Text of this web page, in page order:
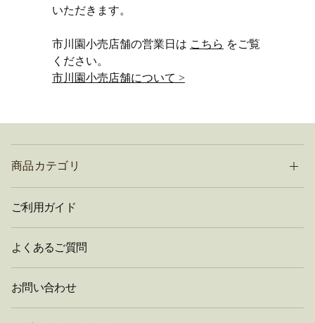
いただきます。
市川園小売店舗の営業日は こちら をご覧
ください。
市川園小売店舗について >
商品カテゴリ
ご利用ガイド
よくあるご質問
お問い合わせ